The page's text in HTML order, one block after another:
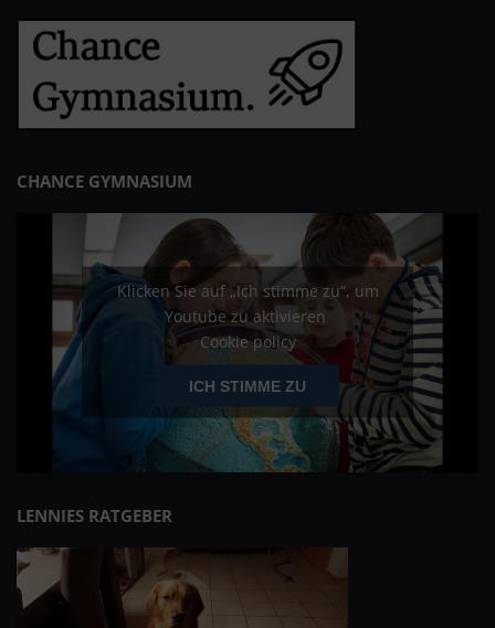
CHANCE GYMNASIUM
Klicken Sie auf „Ich stimme zu“, um
Youtube zu aktivieren
Cookie policy
ICH STIMME ZU
LENNIES RATGEBER